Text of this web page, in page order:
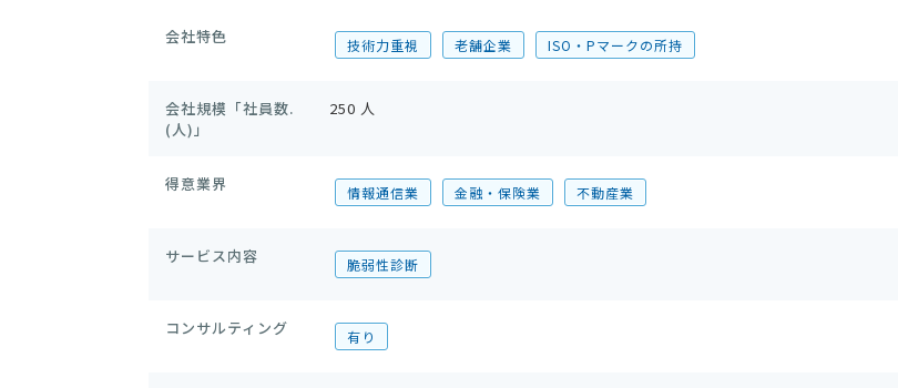
会社特色 技術力重視 老舗企業 ISO・Pマークの所持
会社規模「社員数.
(人)」
250 人
得意業界 情報通信業 金融・保険業 不動産業
サービス内容 脆弱性診断
コンサルティング 有り